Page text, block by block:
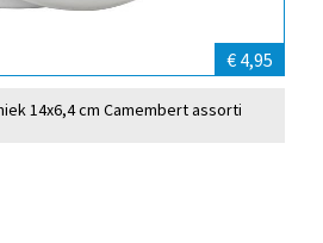
€ 4,95
14x6,4 cm Camembert assorti